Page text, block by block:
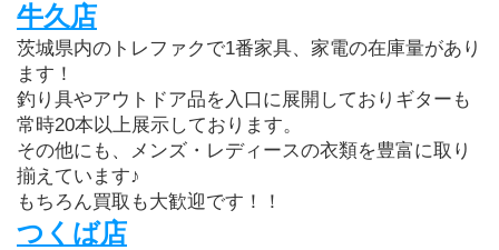
牛久店
茨城県内のトレファクで1番家具、家電の在庫量があり
ます！
釣り具やアウトドア品を入口に展開しておりギターも
常時20本以上展示しております。
その他にも、メンズ・レディースの衣類を豊富に取り
揃えています♪
もちろん買取も大歓迎です！！
つくば店